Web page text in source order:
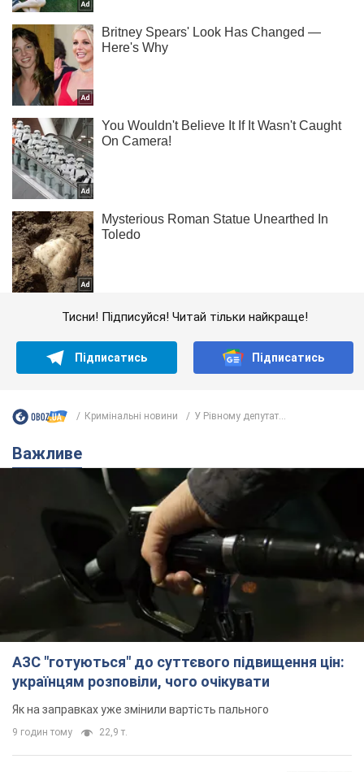
Тисни! Підписуйся! Читай тільки найкраще!
Підписатись Підписатись
Кримінальні новини У Рівному депутат...
Важливе
АЗС "готуються" до суттєвого підвищення цін:
українцям розповіли, чого очікувати
Як на заправках уже змінили вартість пального
9 годин тому 22,9 т.